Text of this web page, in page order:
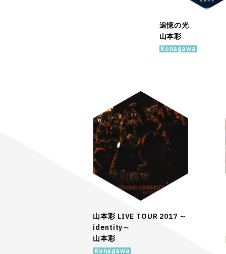
追憶の光
山本彩
Konagawa
山本彩 LIVE TOUR 2017 ～
identity～
山本彩
Konagawa